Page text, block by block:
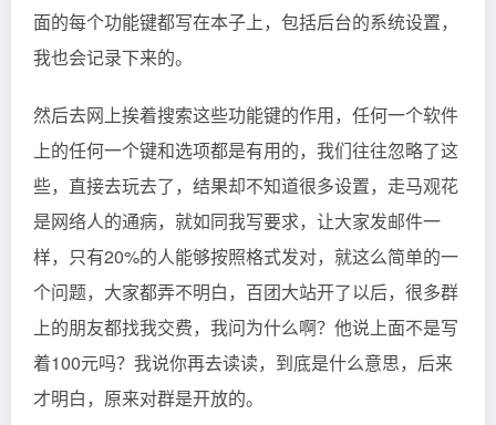
面的每个功能键都写在本子上，包括后台的系统设置，
我也会记录下来的。
然后去网上挨着搜索这些功能键的作用，任何一个软件
上的任何一个键和选项都是有用的，我们往往忽略了这
些，直接去玩去了，结果却不知道很多设置，走马观花
是网络人的通病，就如同我写要求，让大家发邮件一
样，只有20%的人能够按照格式发对，就这么简单的一
个问题，大家都弄不明白，百团大站开了以后，很多群
上的朋友都找我交费，我问为什么啊？他说上面不是写
着100元吗？我说你再去读读，到底是什么意思，后来
才明白，原来对群是开放的。